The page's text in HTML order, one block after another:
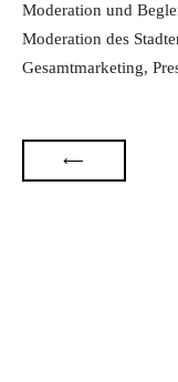
Moderation und
Moderation des
Gesamtmarketing,
⟵